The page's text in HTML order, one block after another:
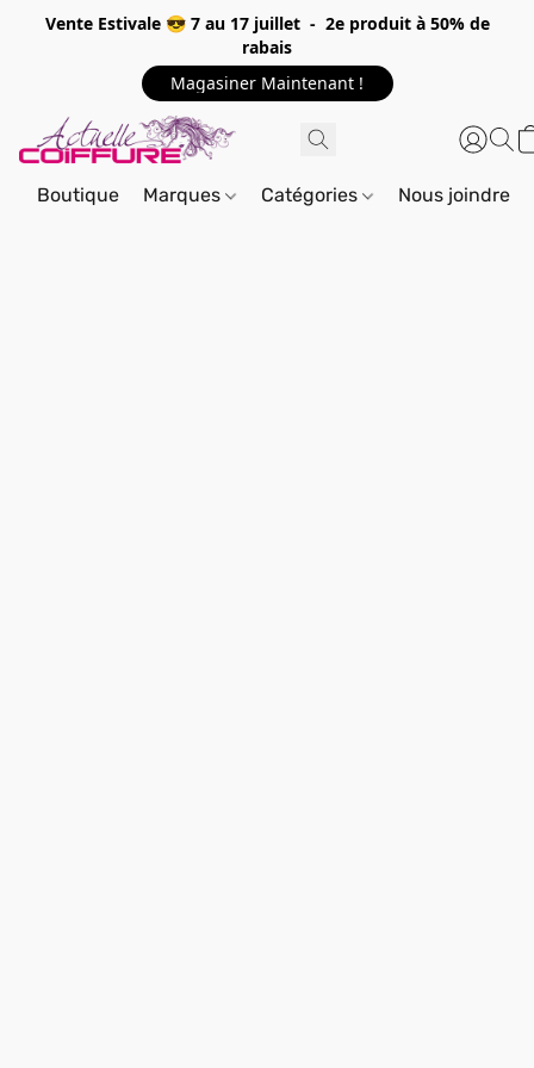
Vente Estivale 😎 7 au 17 juillet - 2e produit à 50% de
rabais
Magasiner Maintenant !
Boutique Marques Catégories Nous joindre